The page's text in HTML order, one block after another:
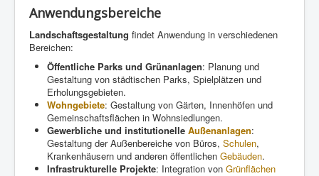
Anwendungsbereiche
Landschaftsgestaltung findet Anwendung in verschiedenen
Bereichen:
Öffentliche Parks und Grünanlagen: Planung und
Gestaltung von städtischen Parks, Spielplätzen und
Erholungsgebieten.
Wohngebiete: Gestaltung von Gärten, Innenhöfen und
Gemeinschaftsflächen in Wohnsiedlungen.
Gewerbliche und institutionelle Außenanlagen:
Gestaltung der Außenbereiche von Büros, Schulen,
Krankenhäusern und anderen öffentlichen Gebäuden.
Infrastrukturelle Projekte: Integration von Grünflächen